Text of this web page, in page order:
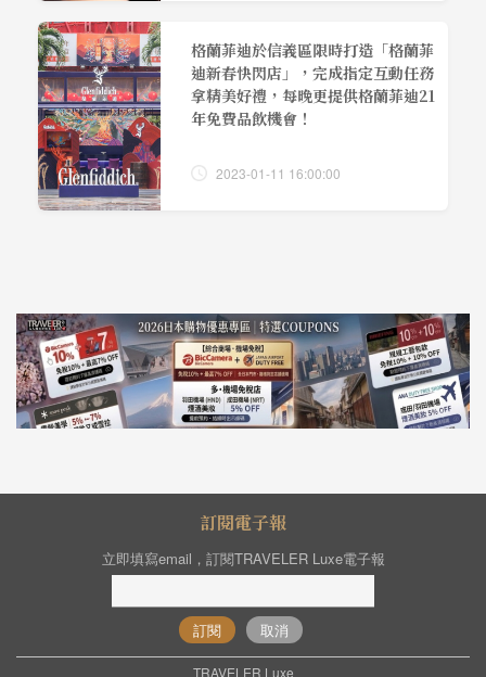
格蘭菲迪於信義區限時打造「格蘭菲
迪新春快閃店」，完成指定互動任務
拿精美好禮，每晚更提供格蘭菲迪21
年免費品飲機會！
2023-01-11 16:00:00
訂閱電子報
立即填寫email，訂閱TRAVELER Luxe電子報
訂閱 取消
TRAVELER Luxe